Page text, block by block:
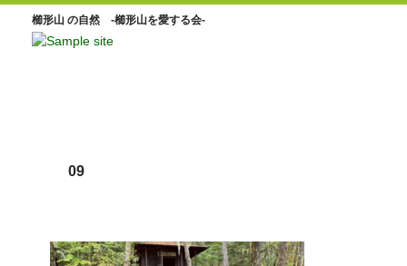
櫛形山 の自然 -櫛形山を愛する会-
09